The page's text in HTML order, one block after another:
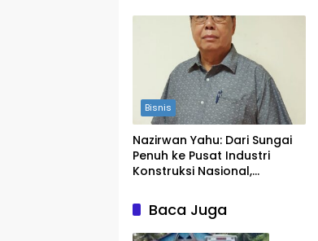
Bisnis
Nazirwan Yahu: Dari Sungai
Penuh ke Pusat Industri
Konstruksi Nasional,
Menyalakan Perusahaan
Baca Juga